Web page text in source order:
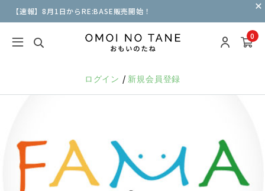
【速報】8月1日からRE:BASE販売開始！
0
ログイン / 新規会員登録